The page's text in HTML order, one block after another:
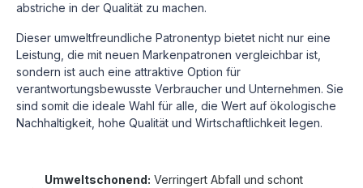
abstriche in der Qualität zu machen.
Dieser umweltfreundliche Patronentyp bietet nicht nur eine
Leistung, die mit neuen Markenpatronen vergleichbar ist,
sondern ist auch eine attraktive Option für
verantwortungsbewusste Verbraucher und Unternehmen. Sie
sind somit die ideale Wahl für alle, die Wert auf ökologische
Nachhaltigkeit, hohe Qualität und Wirtschaftlichkeit legen.
Umweltschonend: Verringert Abfall und schont